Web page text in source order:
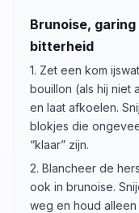
Brunoise,
bitterheid
1. Zet een kom
bouillon (als hij niet
en laat afkoelen.
blokjes die
“klaar” zijn.
2. Blancheer de
ook in brunoise.
weg en houd